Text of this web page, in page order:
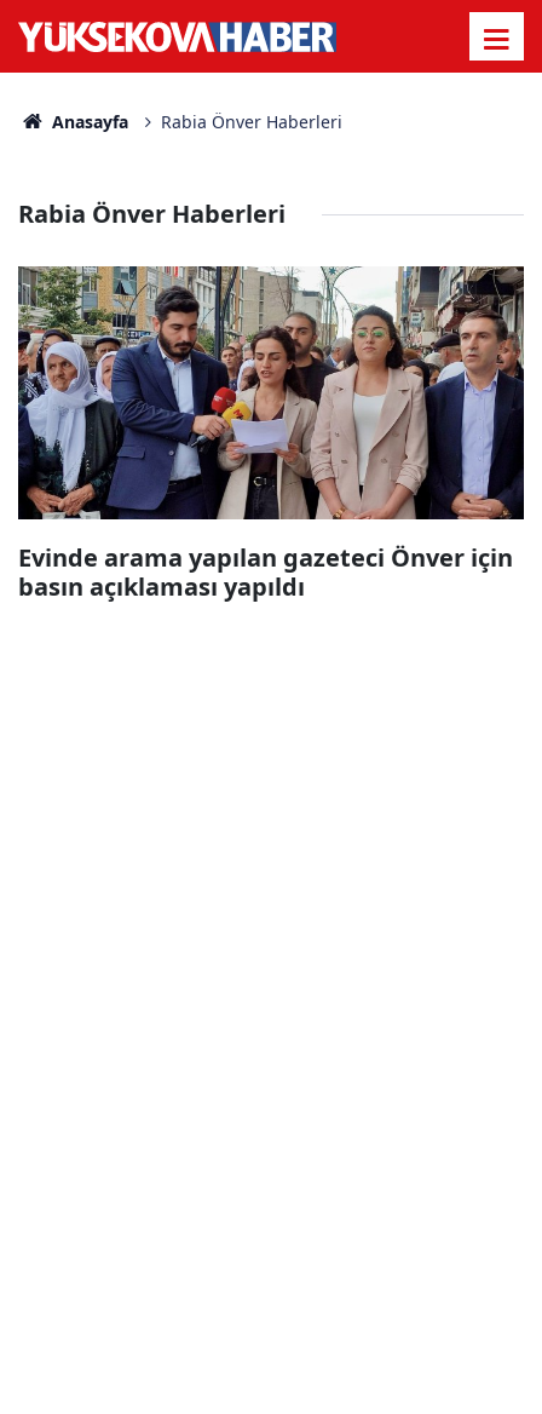
Anasayfa Rabia Önver Haberleri
Rabia Önver Haberleri
Evinde arama yapılan gazeteci Önver için
basın açıklaması yapıldı